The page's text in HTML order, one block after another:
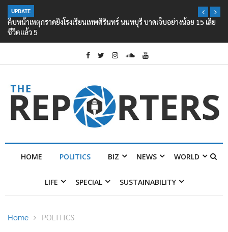
UPDATE
คืบหน้าเหตุกราดยิงโรงเรียนเทพศิรินทร์ นนทบุรี บาดเจ็บอย่างน้อย 15 เสีย
ชีวิตแล้ว 5
HOME POLITICS BIZ NEWS WORLD
LIFE SPECIAL SUSTAINABILITY
Home POLITICS